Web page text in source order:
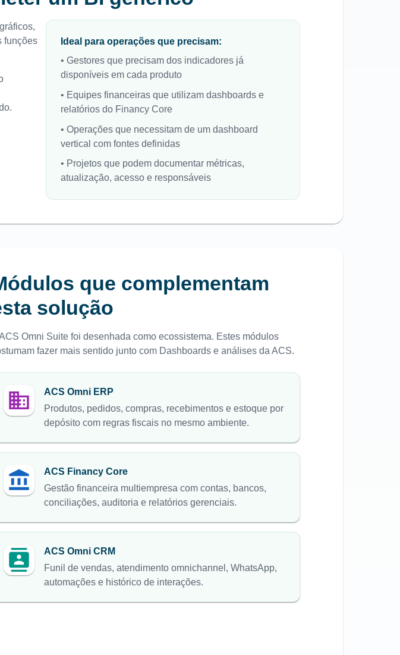
funções
Ideal para operações que precisam:
• Gestores que precisam dos indicadores já
disponíveis em cada produto
• Equipes financeiras que utilizam dashboards e
relatórios do Financy Core
• Operações que necessitam de um dashboard
vertical com fontes definidas
• Projetos que podem documentar métricas,
atualização, acesso e responsáveis
que complementam
solução
Omni Suite foi desenhada como ecossistema. Estes módulos
fazer mais sentido junto com Dashboards e análises da ACS.
ACS Omni ERP
Produtos, pedidos, compras, recebimentos e estoque por
depósito com regras fiscais no mesmo ambiente.
ACS Financy Core
Gestão financeira multiempresa com contas, bancos,
conciliações, auditoria e relatórios gerenciais.
ACS Omni CRM
Funil de vendas, atendimento omnichannel, WhatsApp,
automações e histórico de interações.